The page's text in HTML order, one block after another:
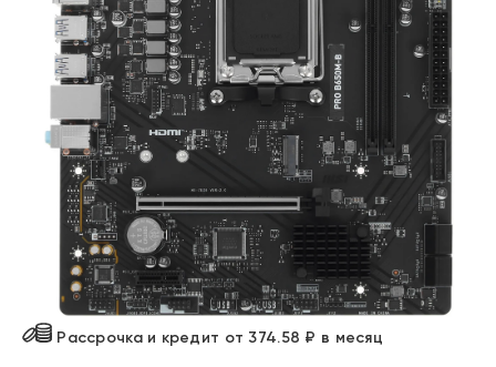
Рассрочка и кредит от 374.58 ₽ в месяц